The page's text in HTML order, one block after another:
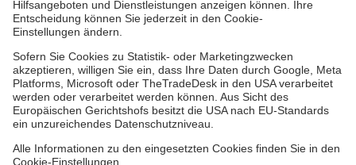
Dienste & Leistungen
Mitarbeiten & Lernen